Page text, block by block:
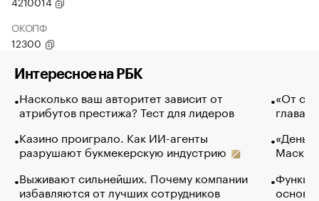
ОКОПФ
12300
Интересное на РБК
Насколько ваш авторитет зависит от
атрибутов престижа? Тест для лидеров
Казино проиграло. Как ИИ-агенты
разрушают букмекерскую индустрию
Выживают сильнейших. Почему компании
избавляются от лучших сотрудников
«От
глава
Маск в
основ